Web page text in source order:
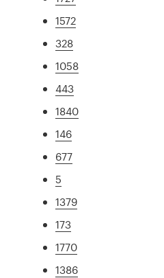
1572
328
1058
443
1840
146
677
5
1379
173
1770
1386